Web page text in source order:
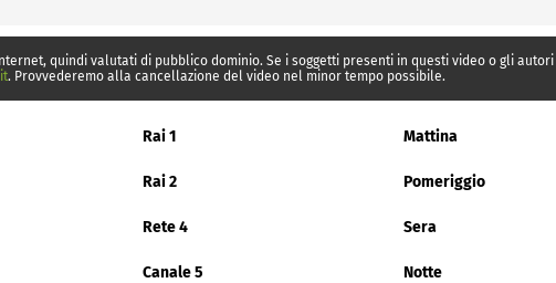
quindi valutati di pubblico dominio. Se i soggetti presenti in questi video o gli
. Provvederemo alla cancellazione del video nel minor tempo possibile.
Rai 1 Mattina
Rai 2 Pomeriggio
Rete 4 Sera
Canale 5 Notte